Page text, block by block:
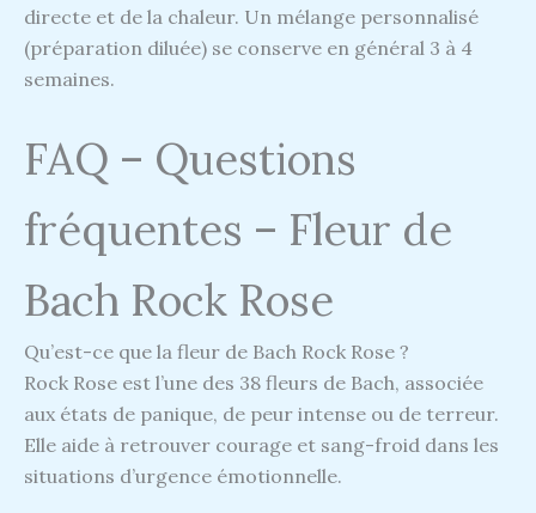
directe et de la chaleur. Un mélange personnalisé
(préparation diluée) se conserve en général 3 à 4
semaines.
FAQ – Questions
fréquentes – Fleur de
Bach Rock Rose
Qu’est-ce que la fleur de Bach Rock Rose ?
Rock Rose est l’une des 38 fleurs de Bach, associée
aux états de panique, de peur intense ou de terreur.
Elle aide à retrouver courage et sang-froid dans les
situations d’urgence émotionnelle.